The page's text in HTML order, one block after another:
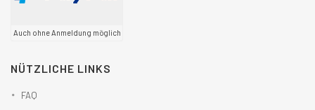
Auch ohne Anmeldung möglich
NÜTZLICHE LINKS
FAQ